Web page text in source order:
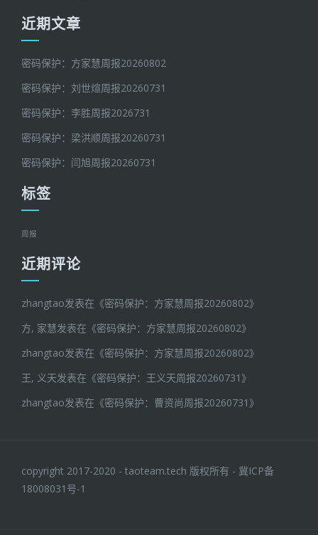
近期文章
密码保护：方家慧周报20260802
密码保护：刘世煊周报20260731
密码保护：李胜周报2026731
密码保护：梁洪顺周报20260731
密码保护：闫旭周报20260731
标签
周报
近期评论
zhangtao发表在《密码保护：方家慧周报20260802》
方, 家慧发表在《密码保护：方家慧周报20260802》
zhangtao发表在《密码保护：方家慧周报20260802》
王, 义天发表在《密码保护：王义天周报20260731》
zhangtao发表在《密码保护：曹资尚周报20260731》
copyright 2017-2020 - taoteam.tech 版权所有 - 冀ICP备
18008031号-1